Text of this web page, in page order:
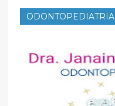
ODONTOPEDIATRIA